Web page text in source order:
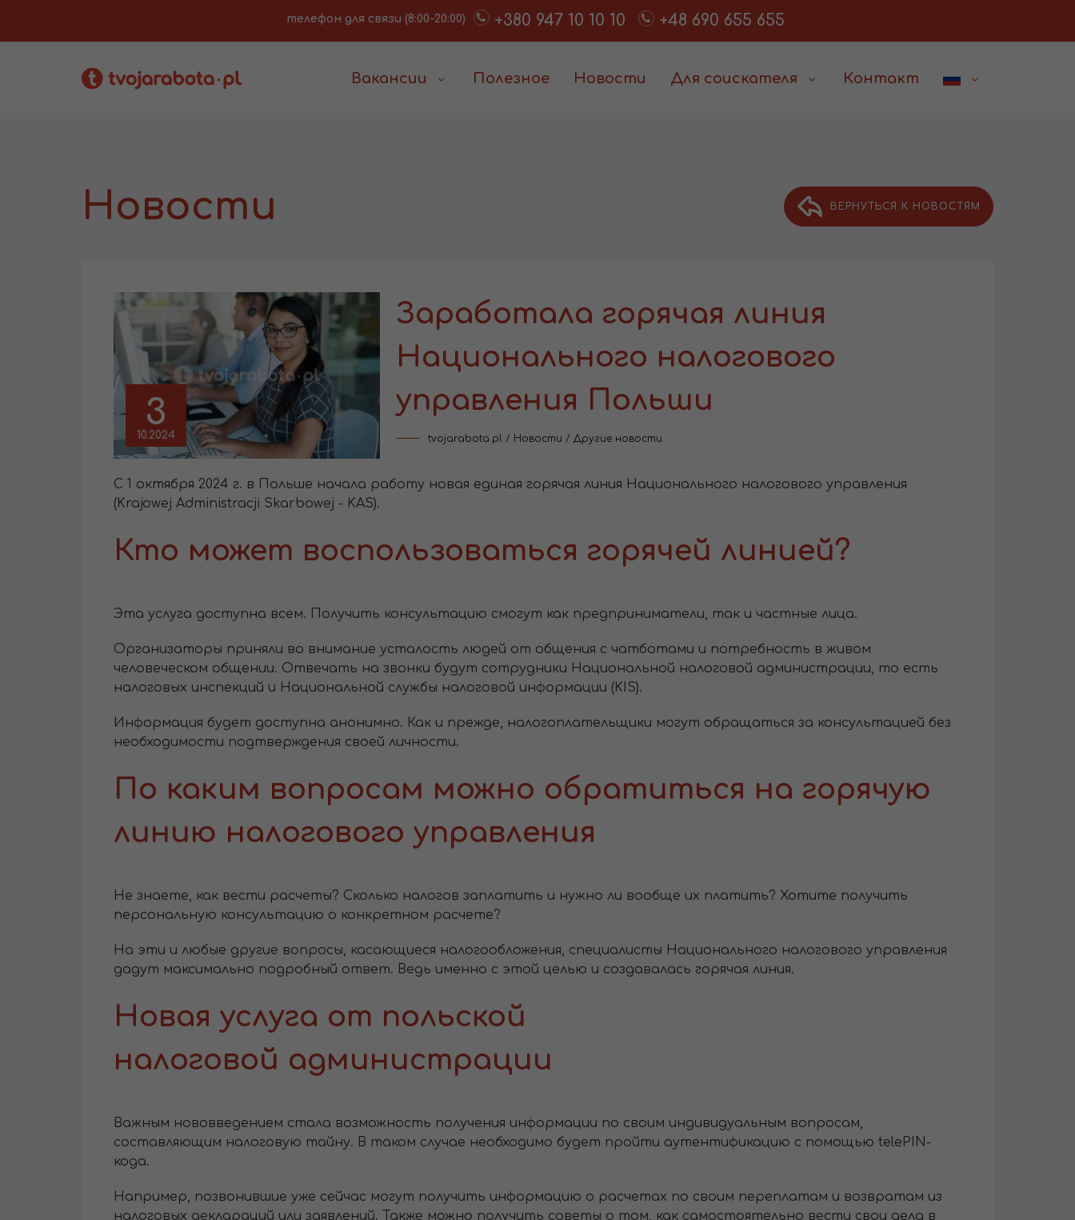
телефон для связи (8:00-20:00) +380 947 10 10 10 +48 690 655 655
Вакансии Полезное Новости Для соискателя Контакт
ВЕРНУТЬСЯ К НОВОСТЯМ
Новости
3
10.2024
Заработала горячая линия
Национального налогового
управления Польши
tvojarabota.pl / Новости /Другие новости
С 1 октября 2024 г. в Польше начала работу новая единая горячая линия Национального налогового управления
(Krajowej Administracji Skarbowej - KAS).
Кто может воспользоваться горячей линией?
Эта услуга доступна всем. Получить консультацию смогут как предприниматели, так и частные лица.
Организаторы приняли во внимание усталость людей от общения с чатботами и потребность в живом
человеческом общении. Отвечать на звонки будут сотрудники Национальной налоговой администрации, то есть
налоговых инспекций и Национальной службы налоговой информации (KIS).
Информация будет доступна анонимно. Как и прежде, налогоплательщики могут обращаться за консультацией без
необходимости подтверждения своей личности.
По каким вопросам можно обратиться на горячую
линию налогового управления
Не знаете, как вести расчеты? Сколько налогов заплатить и нужно ли вообще их платить? Хотите получить
персональную консультацию о конкретном расчете?
На эти и любые другие вопросы, касающиеся налогообложения, специалисты Национального налогового управления
дадут максимально подробный ответ. Ведь именно с этой целью и создавалась горячая линия.
Новая услуга от польской
налоговой администрации
Важным нововведением стала возможность получения информации по своим индивидуальным вопросам,
составляющим налоговую тайну. В таком случае необходимо будет пройти аутентификацию с помощью telePIN-
кода.
Например, позвонившие уже сейчас могут получить информацию о расчетах по своим переплатам и возвратам из
налоговых деклараций или заявлений. Также можно получить советы о том, как самостоятельно вести свои дела в